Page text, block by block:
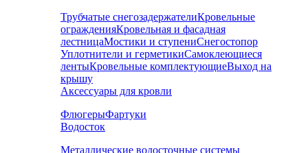
Трубчатые снегозадержателиКровельные
огражденияКровельная и фасадная
лестницаМостики и ступениСнегостопор
Уплотнители и герметикиСамоклеющиеся
лентыКровельные комплектующиеВыход на
крышу
Аксессуары для кровли
ФлюгерыФартуки
Водосток
Металлические водосточные системы